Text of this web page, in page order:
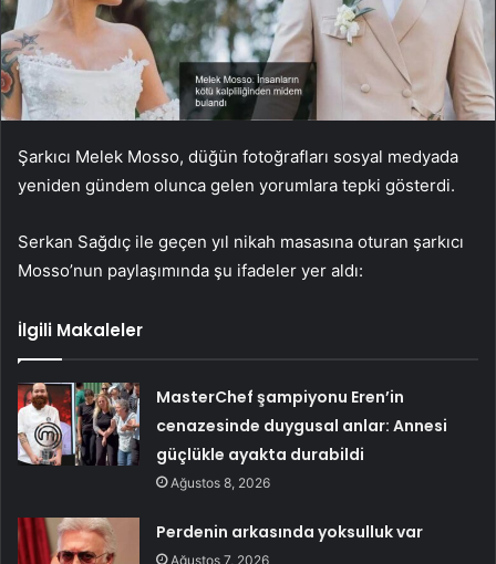
Şarkıcı Melek Mosso, düğün fotoğrafları sosyal medyada
yeniden gündem olunca gelen yorumlara tepki gösterdi.
Serkan Sağdıç ile geçen yıl nikah masasına oturan şarkıcı
Mosso’nun paylaşımında şu ifadeler yer aldı:
İlgili Makaleler
MasterChef şampiyonu Eren’in
cenazesinde duygusal anlar: Annesi
güçlükle ayakta durabildi
Ağustos 8, 2026
Perdenin arkasında yoksulluk var
Ağustos 7, 2026